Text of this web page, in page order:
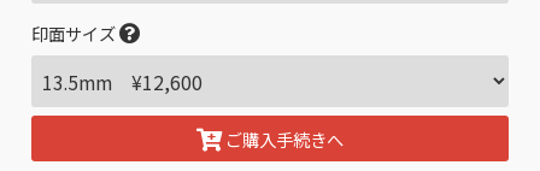
印面サイズ
ご購入手続きへ